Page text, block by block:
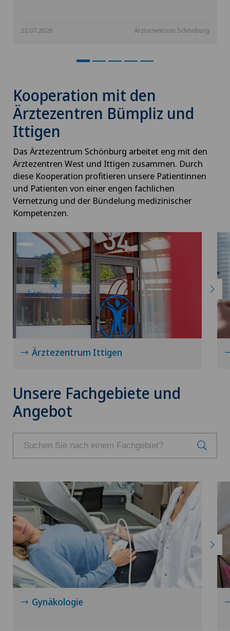
22.07.2026 Ärztezentrum Schönburg
Kooperation mit den
Ärztezentren Bümpliz und
Ittigen
Das Ärztezentrum Schönburg arbeitet eng mit den
Ärztezentren West und Ittigen zusammen. Durch
diese Kooperation profitieren unsere Patientinnen
und Patienten von einer engen fachlichen
Vernetzung und der Bündelung medizinischer
Kompetenzen.
Ärztezentrum Ittigen
Unsere Fachgebiete und
Angebot
Gynäkologie